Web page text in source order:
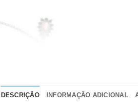
DESCRIÇÃO INFORMAÇÃO ADICIONAL